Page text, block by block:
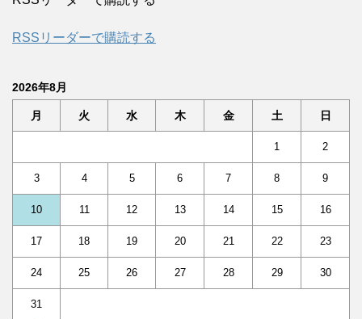
RSSリーダーで購読する
2026年8月
月 火 水 木 金 土 日
1 2
3 4 5 6 7 8 9
10 11 12 13 14 15 16
17 18 19 20 21 22 23
24 25 26 27 28 29 30
31